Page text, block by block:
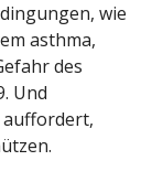
wie
asthma,
des
Und
auffordert,